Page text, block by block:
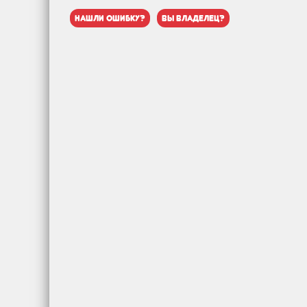
нашли ошибку? вы владелец?